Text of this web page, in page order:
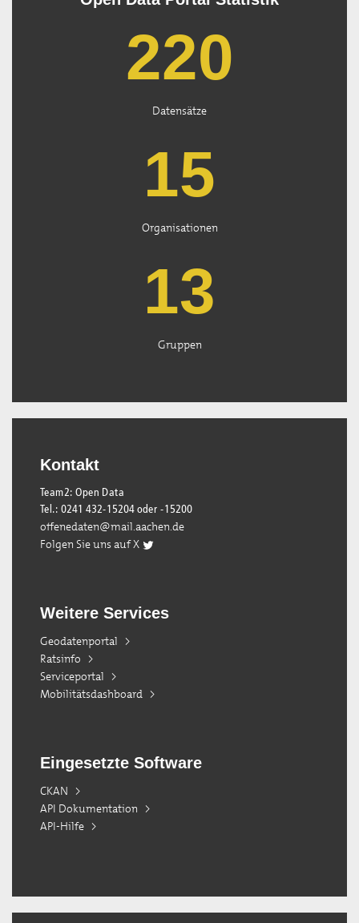
222
Datensätze
15
Organisationen
13
Gruppen
Kontakt
Team2: Open Data
Tel.: 0241 432-15204 oder -15200
offenedaten@mail.aachen.de
Folgen Sie uns auf X
Weitere Services
Geodatenportal
Ratsinfo
Serviceportal
Mobilitätsdashboard
Eingesetzte Software
CKAN
API Dokumentation
API-Hilfe